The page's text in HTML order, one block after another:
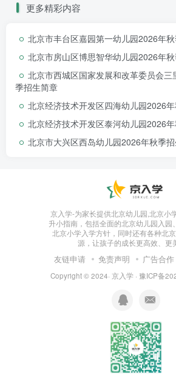
（上下滑动查看更多
有话说：
西城区学位算是所有区最紧张的
度很大，满足人户一致为最优先顺位
降低，幼儿园小班全部实现 全日制，
做好两手准备，家长们
扫码回复“西城”
查看西城区入园攻
更多精彩内容
北京市丰台区嘉园第一幼儿园2026年
北京市房山区博思智华幼儿园2026年
北京市西城区国家发展和改革委员会
季招生简章
北京经济技术开发区四海幼儿园2026
北京经济技术开发区泰河幼儿园2026
北京市大兴区西岛幼儿园2026年秋季
京入学-为家长提供北京幼儿园,北京小
升小指南，包括全面的北京幼儿园入园
北京小学入学方针，同时还有各种北
源，让孩子的成长更高效、更
友链申请 免责声明 广告合作
Copyright © 2024· 京入学 · 豫ICP备